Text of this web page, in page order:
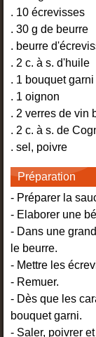
. 10 écrevisses
. 30 g de beurre
. beurre
. 2 c. à s. d'huile
. 1 bouquet garni
. 1 oignon
. 2 verres de vin
. 2 c. à s. de
. sel, poivre
Préparation
- Préparer la
- Elaborer une
- Dans une
le beurre.
- Mettre les
- Remuer.
- Dès que les
bouquet garni.
- Saler, poivrer